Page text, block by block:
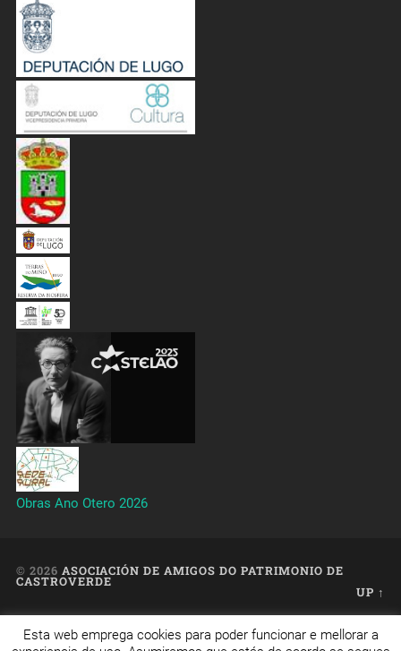
Obras Ano Otero 2026
© 2026 ASOCIACIÓN DE AMIGOS DO PATRIMONIO DE
CASTROVERDE
UP ↑
Esta web emprega cookies para poder funcionar e mellorar a